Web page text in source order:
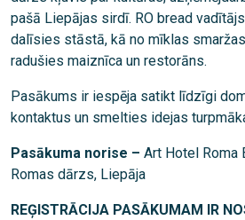
pašā Liepājas sirdī. RO bread
dalīsies stāstā, kā no mīklas
radušies maiznīca un restorāns.
Pasākums ir iespēja satikt līdzīgi
kontaktus un smelties idejas
Pasākuma norise – Art Hotel Roma
Romas dārzs, Liepāja
REĢISTRĀCIJA PASĀKUMAM IR